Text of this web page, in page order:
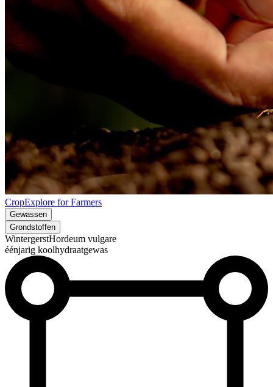
CropExplore for Farmers
Gewassen
Grondstoffen
WintergerstHordeum vulgare
éénjarig koolhydraatgewas